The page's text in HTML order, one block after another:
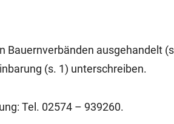
ausgehandelt
(s. 1) unterschreiben.
Tel. 02574 – 939260.